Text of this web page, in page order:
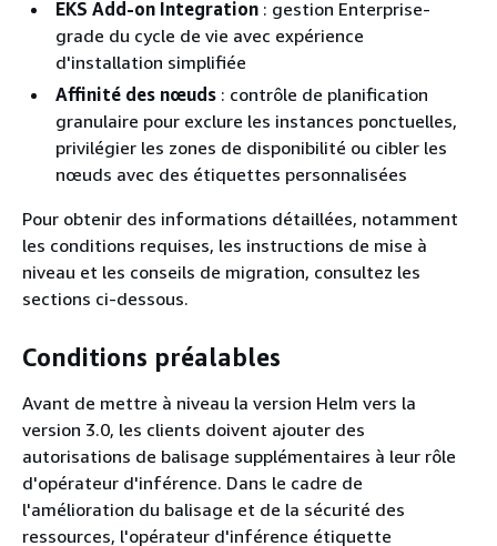
EKS Add-on Integration : gestion Enterprise-
grade du cycle de vie avec expérience
d'installation simplifiée
Affinité des nœuds : contrôle de planification
granulaire pour exclure les instances ponctuelles,
privilégier les zones de disponibilité ou cibler les
nœuds avec des étiquettes personnalisées
Pour obtenir des informations détaillées, notamment
les conditions requises, les instructions de mise à
niveau et les conseils de migration, consultez les
sections ci-dessous.
Conditions préalables
Avant de mettre à niveau la version Helm vers la
version 3.0, les clients doivent ajouter des
autorisations de balisage supplémentaires à leur rôle
d'opérateur d'inférence. Dans le cadre de
l'amélioration du balisage et de la sécurité des
ressources, l'opérateur d'inférence étiquette